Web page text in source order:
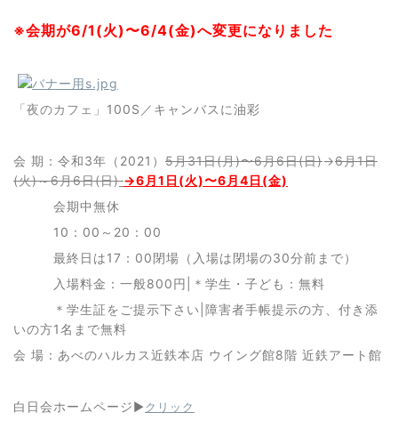
※会期が6/1(火)〜6/4(金)へ変更になりました
「夜のカフェ 」100S／キャンバスに油彩
会 期：令和3年（2021） 5月31日(月)〜6月6日(日)→6月1日
(火)～6月6日(日) →6月1日(火)〜6月4日(金)
会期中無休
10：00～20：00
最終日は17：00閉場（入場は閉場の30分前まで）
入場料金：一般800円|＊学生・子ども：無料
＊学生証をご提示下さい|障害者手帳提示の方、付き添
いの方1名まで無料
会 場：あべのハルカス近鉄本店 ウイング館8階 近鉄アート館
白日会ホームページ▶︎クリック